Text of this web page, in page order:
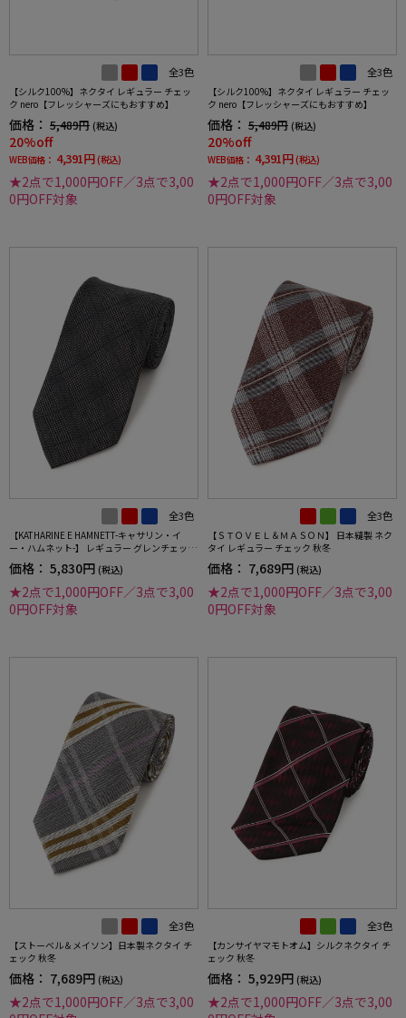
全3色
【シルク100%】ネクタイ レギュラー チェッ
ク nero【フレッシャーズにもおすすめ】
価格： 5,489円 (税込)
20%off
WEB価格： 4,391円 (税込)
★2点で1,000円OFF／3点で3,00
0円OFF対象
全3色
【シルク100%】ネクタイ レギュラー チェッ
ク nero【フレッシャーズにもおすすめ】
価格： 5,489円 (税込)
20%off
WEB価格： 4,391円 (税込)
★2点で1,000円OFF／3点で3,00
0円OFF対象
全3色
【KATHARINE E HAMNETT-キャサリン・イ
ー・ハムネット-】 レギュラー グレンチェック
ネクタイ 秋冬
価格： 5,830円 (税込)
★2点で1,000円OFF／3点で3,00
0円OFF対象
全3色
【ＳＴＯＶＥＬ＆ＭＡＳＯＮ】 日本縫製 ネク
タイ レギュラー チェック 秋冬
価格： 7,689円 (税込)
★2点で1,000円OFF／3点で3,00
0円OFF対象
全3色
【ストーベル＆メイソン】日本製ネクタイ チ
ェック 秋冬
価格： 7,689円 (税込)
★2点で1,000円OFF／3点で3,00
全3色
【カンサイヤマモトオム】シルクネクタイ チ
ェック 秋冬
価格： 5,929円 (税込)
★2点で1,000円OFF／3点で3,00